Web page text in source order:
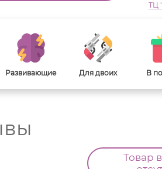
ТЦ
Развивающие Для двоих В
Товар